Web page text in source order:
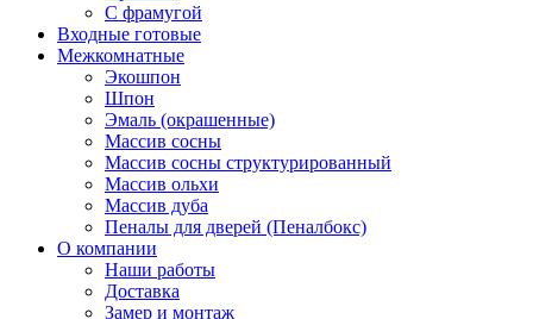
С фрамугой
Входные готовые
Межкомнатные
Экошпон
Шпон
Эмаль (окрашенные)
Массив сосны
Массив сосны структурированный
Массив ольхи
Массив дуба
Пеналы для дверей (Пеналбокс)
О компании
Наши работы
Доставка
Замер и монтаж